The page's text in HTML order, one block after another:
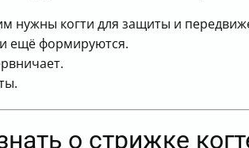
нужны когти для защиты и
ещё формируются.
о стрижке